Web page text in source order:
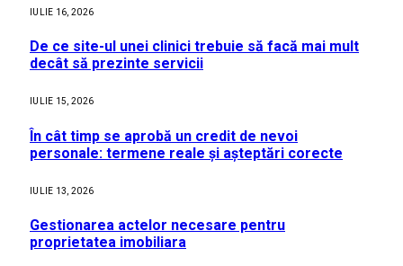
IULIE 16, 2026
De ce site-ul unei clinici trebuie să facă mai mult
decât să prezinte servicii
IULIE 15, 2026
În cât timp se aprobă un credit de nevoi
personale: termene reale și așteptări corecte
IULIE 13, 2026
Gestionarea actelor necesare pentru
proprietatea imobiliara